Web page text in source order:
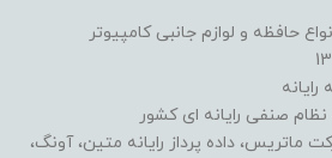
حافظه و لوازم جانبی کامپیوتر
صنفی رایانه ای کشور
ماتریس، داده پرداز رایانه متین، آونگ،